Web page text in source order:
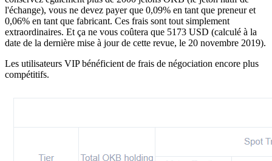
l'échange), vous ne devez payer que 0,09% en tant que preneur et
0,06% en tant que fabricant. Ces frais sont tout simplement
extraordinaires. Et ça ne vous coûtera que 5173 USD (calculé à la
date de la dernière mise à jour de cette revue, le 20 novembre 2019).
Les utilisateurs VIP bénéficient de frais de négociation encore plus
compétitifs.